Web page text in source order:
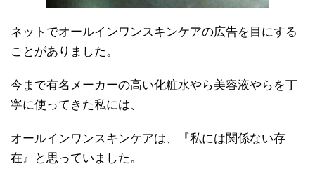
ネットでオールインワンスキンケアの広告を目にする
ことがありました。
今まで有名メーカーの高い化粧水やら美容液やらを丁
寧に使ってきた私には、
オールインワンスキンケアは、『私には関係ない存
在』と思っていました。